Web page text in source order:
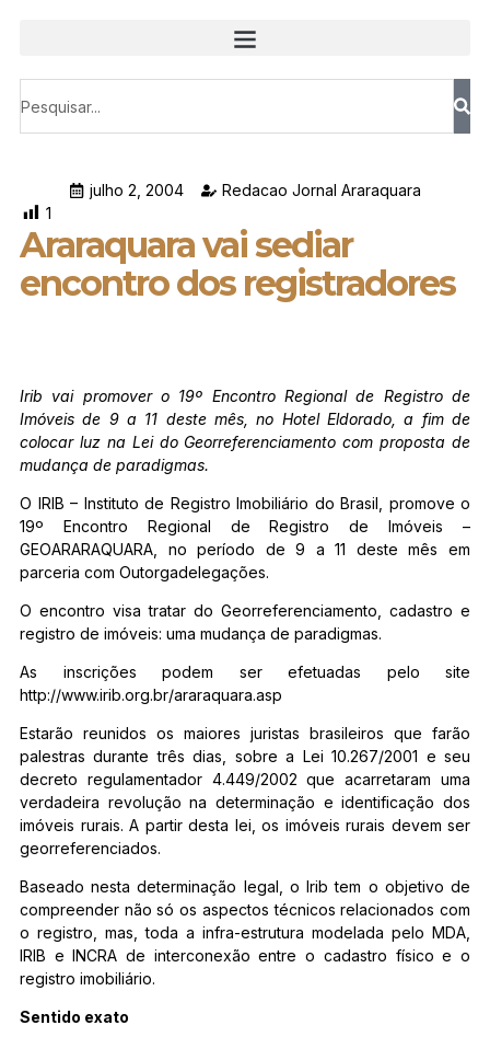
julho 2, 2004
Redacao Jornal Araraquara
1
Araraquara vai sediar
encontro dos registradores
Irib vai promover o 19º Encontro Regional de Registro de
Imóveis de 9 a 11 deste mês, no Hotel Eldorado, a fim de
colocar luz na Lei do Georreferenciamento com proposta de
mudança de paradigmas.
O IRIB – Instituto de Registro Imobiliário do Brasil, promove o
19º Encontro Regional de Registro de Imóveis –
GEOARARAQUARA, no período de 9 a 11 deste mês em
parceria com Outorgadelegações.
O encontro visa tratar do Georreferenciamento, cadastro e
registro de imóveis: uma mudança de paradigmas.
As inscrições podem ser efetuadas pelo site
http://www.irib.org.br/araraquara.asp
Estarão reunidos os maiores juristas brasileiros que farão
palestras durante três dias, sobre a Lei 10.267/2001 e seu
decreto regulamentador 4.449/2002 que acarretaram uma
verdadeira revolução na determinação e identificação dos
imóveis rurais. A partir desta lei, os imóveis rurais devem ser
georreferenciados.
Baseado nesta determinação legal, o Irib tem o objetivo de
compreender não só os aspectos técnicos relacionados com
o registro, mas, toda a infra-estrutura modelada pelo MDA,
IRIB e INCRA de interconexão entre o cadastro físico e o
registro imobiliário.
Sentido exato